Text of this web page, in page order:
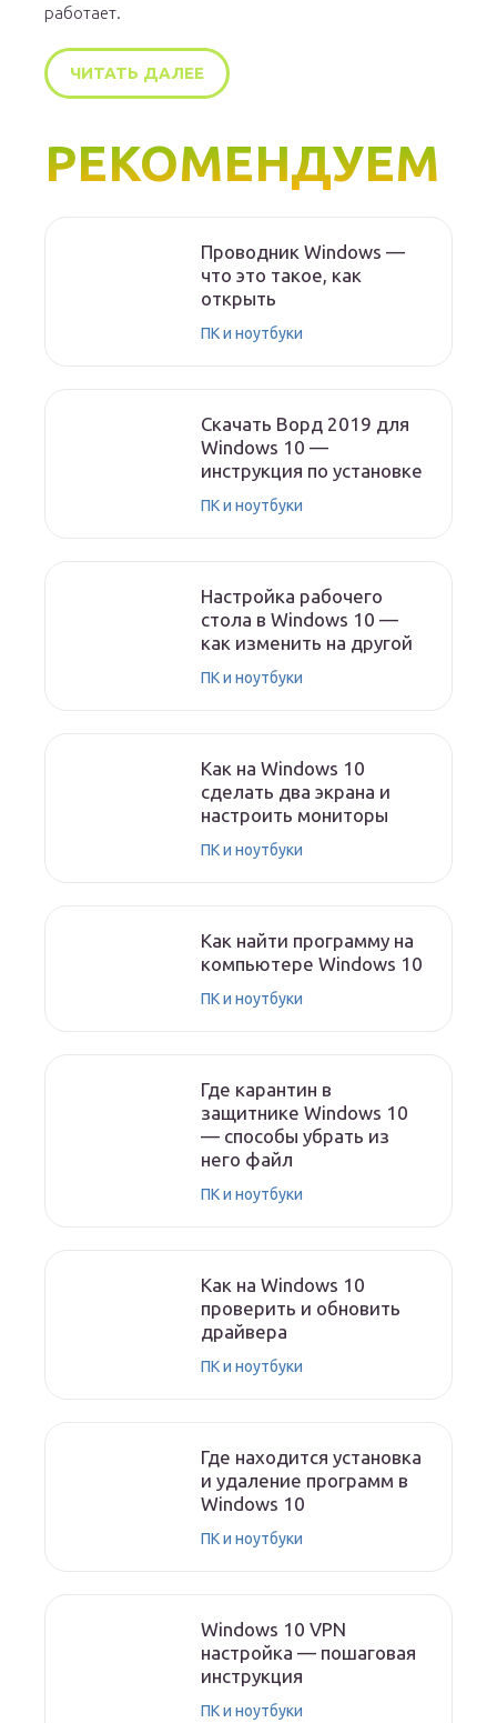
работает.
ЧИТАТЬ ДАЛЕЕ
РЕКОМЕНДУЕМ
Проводник Windows —
что это такое, как
открыть
ПК и ноутбуки
Скачать Ворд 2019 для
Windows 10 —
инструкция по установке
ПК и ноутбуки
Настройка рабочего
стола в Windows 10 —
как изменить на другой
ПК и ноутбуки
Как на Windows 10
сделать два экрана и
настроить мониторы
ПК и ноутбуки
Как найти программу на
компьютере Windows 10
ПК и ноутбуки
Где карантин в
защитнике Windows 10
— способы убрать из
него файл
ПК и ноутбуки
Как на Windows 10
проверить и обновить
драйвера
ПК и ноутбуки
Где находится установка
и удаление программ в
Windows 10
ПК и ноутбуки
Windows 10 VPN
настройка — пошаговая
инструкция
ПК и ноутбуки